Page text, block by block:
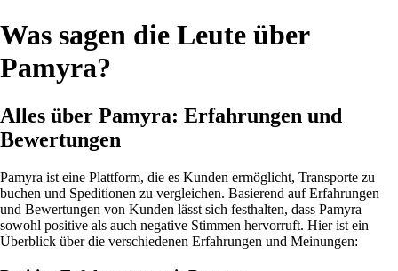
Was sagen die Leute über
Pamyra?
Alles über Pamyra: Erfahrungen und
Bewertungen
Pamyra ist eine Plattform, die es Kunden ermöglicht, Transporte zu
buchen und Speditionen zu vergleichen. Basierend auf Erfahrungen
und Bewertungen von Kunden lässt sich festhalten, dass Pamyra
sowohl positive als auch negative Stimmen hervorruft. Hier ist ein
Überblick über die verschiedenen Erfahrungen und Meinungen: